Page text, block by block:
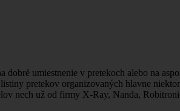
umiestnenie v pretekoch alebo na
pretekov organizovaných hlavne
nech už od firmy X-Ray, Nanda,